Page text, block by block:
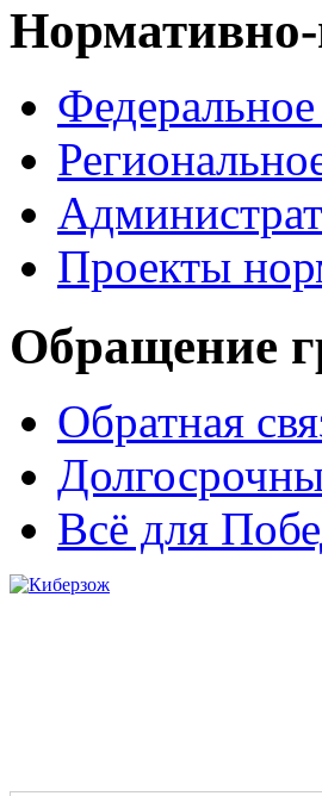
Нормативно-
Федеральное
Проекты
Обращение
Обратная
Всё для